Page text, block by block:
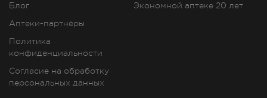
Блог
Аптеки-партнёры
Политика
конфиденциальности
Согласие на обработку
персональных данных
Экономной аптеке 20 лет